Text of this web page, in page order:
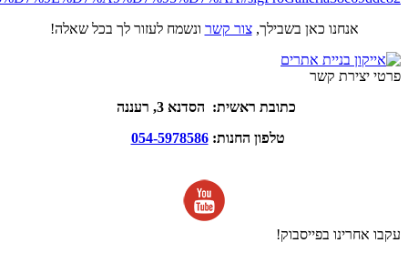
אנחנו כאן בשבילך,צור קשר ונשמח לעזור לך בכל שאלה!
פרטי יצירת קשר
כתובת ראשית: הסדנא 3, רעננה
טלפון החנות:054-5978586
עקבו אחרינו בפייסבוק!